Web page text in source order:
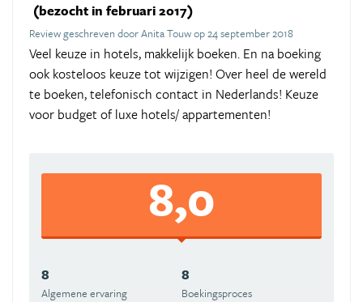
(bezocht in februari 2017)
Review geschreven door Anita Touw op 24 september 2018
Veel keuze in hotels, makkelijk boeken. En na boeking
ook kosteloos keuze tot wijzigen! Over heel de wereld
te boeken, telefonisch contact in Nederlands! Keuze
voor budget of luxe hotels/ appartementen!
8,0
8
Algemene ervaring
8
Boekingsproces